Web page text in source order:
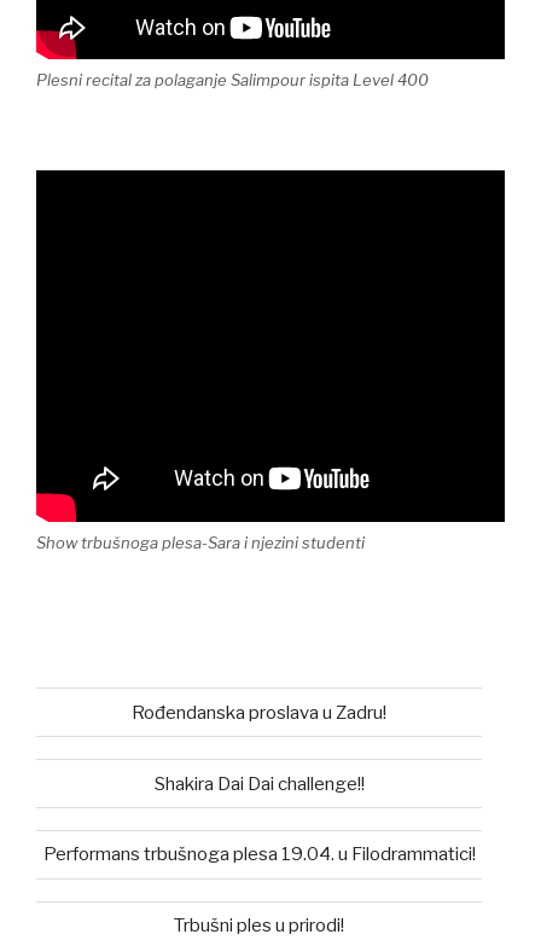
Plesni recital za polaganje Salimpour ispita Level 400
Show trbušnoga plesa-Sara i njezini studenti
Rođendanska proslava u Zadru!
Shakira Dai Dai challenge!!
Performans trbušnoga plesa 19.04. u Filodrammatici!
Trbušni ples u prirodi!